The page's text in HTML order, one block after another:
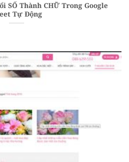
SỐ Thành CHỮ Trong Google
Tự Động